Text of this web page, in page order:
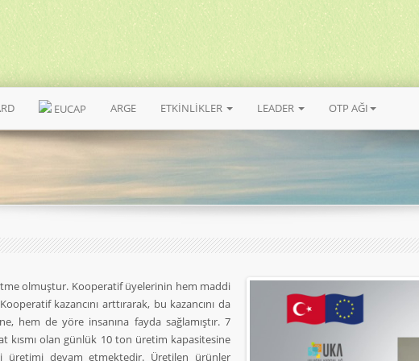
EUCAP ARGE ETKİNLİKLER LEADER OTP AĞI
olmuştur. Kooperatif üyelerinin hem maddi
kazancını arttırarak, bu kazancını da
hem de yöre insanına fayda sağlamıştır. 7
kısmı olan günlük 10 ton üretim kapasitesine
üretimi devam etmektedir. Üretilen ürünler